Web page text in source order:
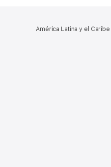
América Latina y el Caribe